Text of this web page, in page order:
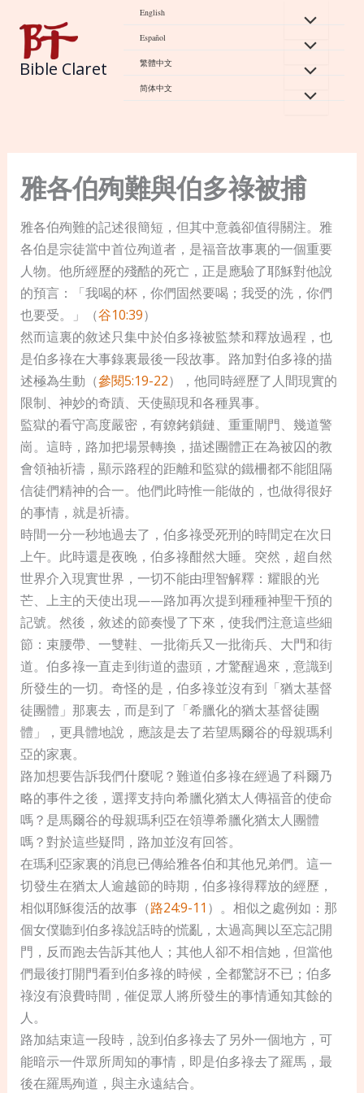
content
Bible Claret
English
Español
繁體中文
简体中文
雅各伯殉難與伯多祿被捕
雅各伯殉難的記述很簡短，但其中意義卻值得關注。雅
各伯是宗徒當中首位殉道者，是福音故事裏的一個重要
人物。他所經歷的殘酷的死亡，正是應驗了耶穌對他說
的預言：「我喝的杯，你們固然要喝；我受的洗，你們
也要受。」（谷10:39）
然而這裏的敘述只集中於伯多祿被監禁和釋放過程，也
是伯多祿在大事錄裏最後一段故事。路加對伯多祿的描
述極為生動（參閱5:19-22），他同時經歷了人間現實的
限制、神妙的奇蹟、天使顯現和各種異事。
監獄的看守高度嚴密，有鐐銬鎖鏈、重重閘門、幾道警
崗。這時，路加把場景轉換，描述團體正在為被囚的教
會領袖祈禱，顯示路程的距離和監獄的鐵柵都不能阻隔
信徒們精神的合一。他們此時惟一能做的，也做得很好
的事情，就是祈禱。
時間一分一秒地過去了，伯多祿受死刑的時間定在次日
上午。此時還是夜晚，伯多祿酣然大睡。突然，超自然
世界介入現實世界，一切不能由理智解釋：耀眼的光
芒、上主的天使出現——路加再次提到種種神聖干預的
記號。然後，敘述的節奏慢了下來，使我們注意這些細
節：束腰帶、一雙鞋、一批衛兵又一批衛兵、大門和街
道。伯多祿一直走到街道的盡頭，才驚醒過來，意識到
所發生的一切。奇怪的是，伯多祿並沒有到「猶太基督
徒團體」那裏去，而是到了「希臘化的猶太基督徒團
體」，更具體地說，應該是去了若望馬爾谷的母親瑪利
亞的家裏。
路加想要告訴我們什麼呢？難道伯多祿在經過了科爾乃
略的事件之後，選擇支持向希臘化猶太人傳福音的使命
嗎？是馬爾谷的母親瑪利亞在領導希臘化猶太人團體
嗎？對於這些疑問，路加並沒有回答。
在瑪利亞家裏的消息已傳給雅各伯和其他兄弟們。這一
切發生在猶太人逾越節的時期，伯多祿得釋放的經歷，
相似耶穌復活的故事（路24:9-11 ）。相似之處例如：那
個女僕聽到伯多祿說話時的慌亂，太過高興以至忘記開
門，反而跑去告訴其他人；其他人卻不相信她，但當他
們最後打開門看到伯多祿的時候，全都驚訝不已；伯多
祿沒有浪費時間，催促眾人將所發生的事情通知其餘的
人。
路加結束這一段時，說到伯多祿去了另外一個地方，可
能暗示一件眾所周知的事情，即是伯多祿去了羅馬，最
後在羅馬殉道，與主永遠結合。